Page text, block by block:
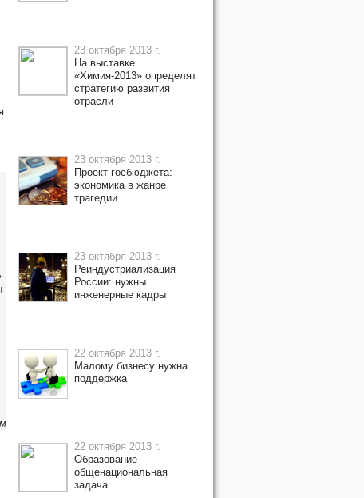
23 октября 2013 г.
На выставке
«Химия-2013» определят
стратегию развития
отрасли
23 октября 2013 г.
Проект госбюджета:
экономика в жанре
трагедии
23 октября 2013 г.
Реиндустриализация
России: нужны
инженерные кадры
22 октября 2013 г.
Малому бизнесу нужна
поддержка
22 октября 2013 г.
Образование –
общенациональная
задача